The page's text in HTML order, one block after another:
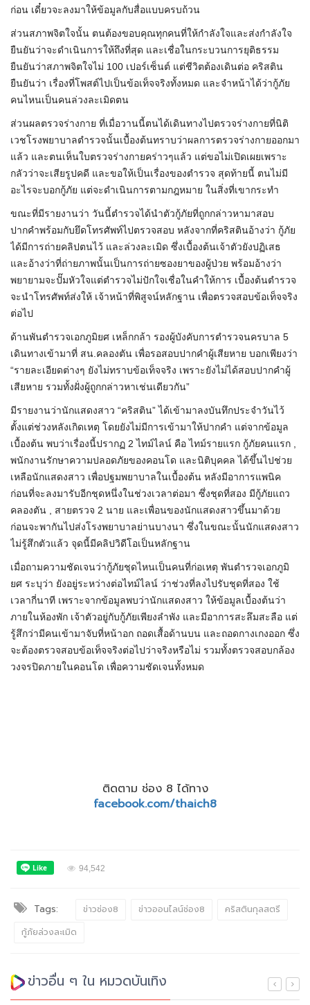
ก่อน เดี๋ยวจะลงมาให้ข้อมูลกับสื่อแบบครบถ้วน
ส่วนสภาพจิตใจนั้น ตนต้องขอบคุณทุกคนที่ให้กำลังใจและส่งกำลังใจ
ยืนยันว่าจะดำเนินการให้ถึงที่สุด และเชื่อในกระบวนการยุติธรรม
ยืนยันว่าสภาพจิตใจไม่ 100 เปอร์เซ็นต์ แต่ชีวิตต้องเดินต่อ คริสติน
ยืนยันว่า เรื่องที่โพสต์ไปเป็นข้อเท็จจริงทั้งหมด และจำหน้าได้ว่ากู้ภัย
คนไหนเป็นคนล่วงละเมิดตน
ส่วนผลตรวจร่างกาย ที่เมื่อวานนี้ตนได้เดินทางไปตรวจร่างกายที่นิติ
เวชโรงพยาบาลตำรวจนั้นเบื้องต้นทราบว่าผลการตรวจร่างกายออกมา
แล้ว และตนเห็นใบตรวจร่างกายคร่าวๆแล้ว แต่ขอไม่เปิดเผยเพราะ
กลัวว่าจะเสียรูปคดี และขอให้เป็นเรื่องของตำรวจ สุดท้ายนี้ ตนไม่มี
อะไรจะบอกกู้ภัย แต่จะดำเนินการตามกฎหมาย ในสิ่งที่เขากระทำ
ขณะที่มีรายงานว่า วันนี้ตำรวจได้นำตัวกู้ภัยที่ถูกกล่าวหามาสอบ
ปากคำพร้อมกับยึดโทรศัพท์ไปตรวจสอบ หลังจากที่คริสตินอ้างว่า กู้ภัย
ได้มีการถ่ายคลิปตนไว้ และล่วงละเมิด ซึ่งเบื้องต้นเจ้าตัวยังปฏิเสธ
และอ้างว่าที่ถ่ายภาพนั้นเป็นการถ่ายซองยาของผู้ป่วย พร้อมอ้างว่า
พยายามจะปั๊มหัวใจแต่ตำรวจไม่ปักใจเชื่อในคำให้การ เบื้องต้นตำรวจ
จะนำโทรศัพท์ส่งให้ เจ้าหน้าที่พิสูจน์หลักฐาน เพื่อตรวจสอบข้อเท็จจริง
ต่อไป
ด้านพันตำรวจเอกภูมิยศ เหล็กกล้า รองผู้บังคับการตำรวจนครบาล 5
เดินทางเข้ามาที่ สน.คลองตัน เพื่อรอสอบปากคำผู้เสียหาย บอกเพียงว่า
“รายละเอียดต่างๆ ยังไม่ทราบข้อเท็จจริง เพราะยังไม่ได้สอบปากคำผู้
เสียหาย รวมทั้งฝั่งผู้ถูกกล่าวหาเช่นเดียวกัน”
มีรายงานว่านักแสดงสาว “คริสติน” ได้เข้ามาลงบันทึกประจำวันไว้
ตั้งแต่ช่วงหลังเกิดเหตุ โดยยังไม่มีการเข้ามาให้ปากคำ แต่จากข้อมูล
เบื้องต้น พบว่าเรื่องนี้ปรากฏ 2 ไทม์ไลน์ คือ ไทม์รายแรก กู้ภัยคนแรก ,
พนักงานรักษาความปลอดภัยของคอนโด และนิติบุคคล ได้ขึ้นไปช่วย
เหลือนักแสดงสาว เพื่อปฐมพยาบาลในเบื้องต้น หลังมีอาการแพนิค
ก่อนที่จะลงมารับอีกชุดหนึ่งในช่วงเวลาต่อมา ซึ่งชุดที่สอง มีกู้ภัยแถว
คลองตัน , สายตรวจ 2 นาย และเพื่อนของนักแสดงสาวขึ้นมาด้วย
ก่อนจะพากันไปส่งโรงพยาบาลย่านบางนา ซึ่งในขณะนั้นนักแสดงสาว
ไม่รู้สึกตัวแล้ว จุดนี้มีคลิปวิดีโอเป็นหลักฐาน
เมื่อถามความชัดเจนว่ากู้ภัยชุดไหนเป็นคนที่ก่อเหตุ พันตำรวจเอกภูมิ
ยศ ระบุว่า ยังอยู่ระหว่างต่อไทม์ไลน์ ว่าช่วงที่ลงไปรับชุดที่สอง ใช้
เวลากี่นาที เพราะจากข้อมูลพบว่านักแสดงสาว ให้ข้อมูลเบื้องต้นว่า
ภายในห้องพัก เจ้าตัวอยู่กับกู้ภัยเพียงลำพัง และมีอาการสะลึมสะลือ แต่
รู้สึกว่ามีคนเข้ามาจับที่หน้าอก ถอดเสื้อด้านบน และถอดกางเกงออก ซึ่ง
จะต้องตรวจสอบข้อเท็จจริงต่อไปว่าจริงหรือไม่ รวมทั้งตรวจสอบกล้อง
วงจรปิดภายในคอนโด เพื่อความชัดเจนทั้งหมด
ติดตาม ช่อง 8 ได้ทาง
facebook.com/thaich8
94,542
Tags: ข่าวช่อง8 ข่าวออนไลน์ช่อง8
คริสตินกุลสตรี
กู้ภัยล่วงละเมิด
ข่าวอื่น ๆ ใน หมวดบันเทิง